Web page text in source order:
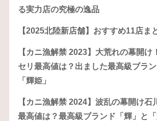
る実力店の究極の逸品
【2025北陸新店舗】おすすめ11店ま
【カニ漁解禁 2023】大荒れの幕開け
セリ最高値は？出ました最高級ブラ
「輝姫」
【カニ漁解禁 2024】波乱の幕開け石
最高値は？最高級ブランド「輝」と